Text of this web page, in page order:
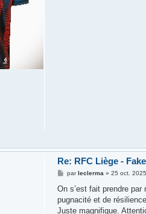
Re: RFC Liège -
M
s
a
g
parleclerma »25 oct.
On s’est fait prendre
pugnacité et de résilience.
Juste magnifique.